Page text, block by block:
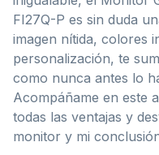
FI27Q-P es sin duda
imagen nítida, colores
personalización, te
como nunca antes lo
Acompáñame en este
todas las ventajas y
monitor y mi